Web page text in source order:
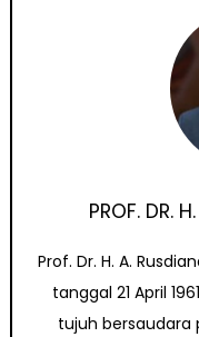
PROF. DR.
Prof. Dr. H. A.
tanggal 21 April
tujuh bersaudara